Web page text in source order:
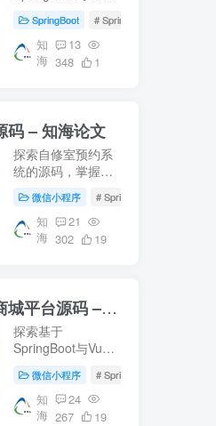
码，适用于毕业设
计及项目实战。涵
盖前端(html, js,
置(jdk1.8+, mysql,
maven)指南。获取
更多开发资料访...
SpringBoot # SpringBoot
知
海
13
348
1
码 – 知海论文
探索自修室预约系
统的源码，掌握
SpringBoot、Vue
等核心技术。适合
校园资源管理及毕
业设计参考。【知
微信小程序 # SpringBoot
知
海
21
302
19
微信小程序外卖商城平台源码 – 知海论文
探索基于
SpringBoot与Vue
商城平台源码，涵
盖从数据库设计到
前后端实现的完整
微信小程序 # SpringBoot
知
海
24
267
19